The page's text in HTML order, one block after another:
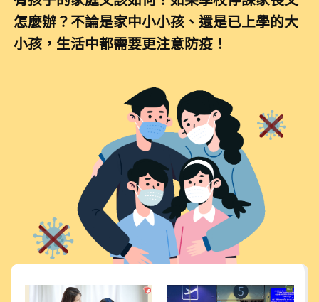
怎麼辦？不論是家中小小孩、還是已上學的大
小孩，生活中都需要更注意防疫！